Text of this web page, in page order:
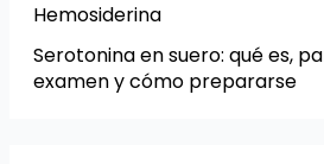
Hemosiderina
Serotonina en suero: qué es,
examen y cómo prepararse